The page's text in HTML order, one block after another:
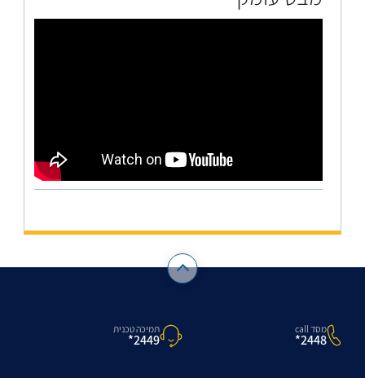
מסד call
2448*
תמיכה טכנית
2449*